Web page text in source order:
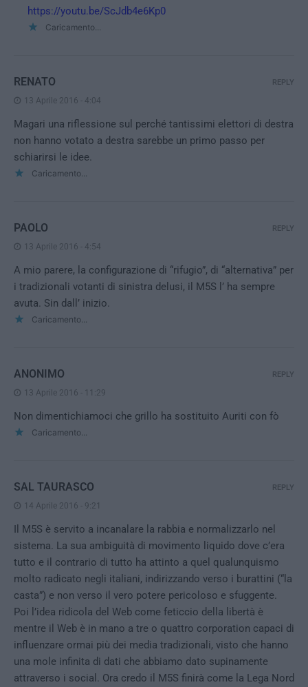
https://youtu.be/ScJdb4e6Kp0
Caricamento...
RENATO
13 Aprile 2016 - 4:04
Magari una riflessione sul perché tantissimi elettori di destra
non hanno votato a destra sarebbe un primo passo per
schiarirsi le idee.
Caricamento...
REPLY
PAOLO
13 Aprile 2016 - 4:54
A mio parere, la configurazione di “rifugio”, di “alternativa” per
i tradizionali votanti di sinistra delusi, il M5S l’ ha sempre
avuta. Sin dall’ inizio.
Caricamento...
REPLY
ANONIMO
13 Aprile 2016 - 11:29
Non dimentichiamoci che grillo ha sostituito Auriti con fò
Caricamento...
REPLY
SAL TAURASCO
14 Aprile 2016 - 9:21
Il M5S è servito a incanalare la rabbia e normalizzarlo nel
sistema. La sua ambiguità di movimento liquido dove c’era
tutto e il contrario di tutto ha attinto a quel qualunquismo
molto radicato negli italiani, indirizzando verso i burattini (“la
casta”) e non verso il vero potere pericoloso e sfuggente.
Poi l’idea ridicola del Web come feticcio della libertà è
mentre il Web è in mano a tre o quattro corporation capaci di
influenzare ormai più dei media tradizionali, visto che hanno
una mole infinita di dati che abbiamo dato supinamente
attraverso i social. Ora credo il M5S finirà come la Lega Nord
REPLY